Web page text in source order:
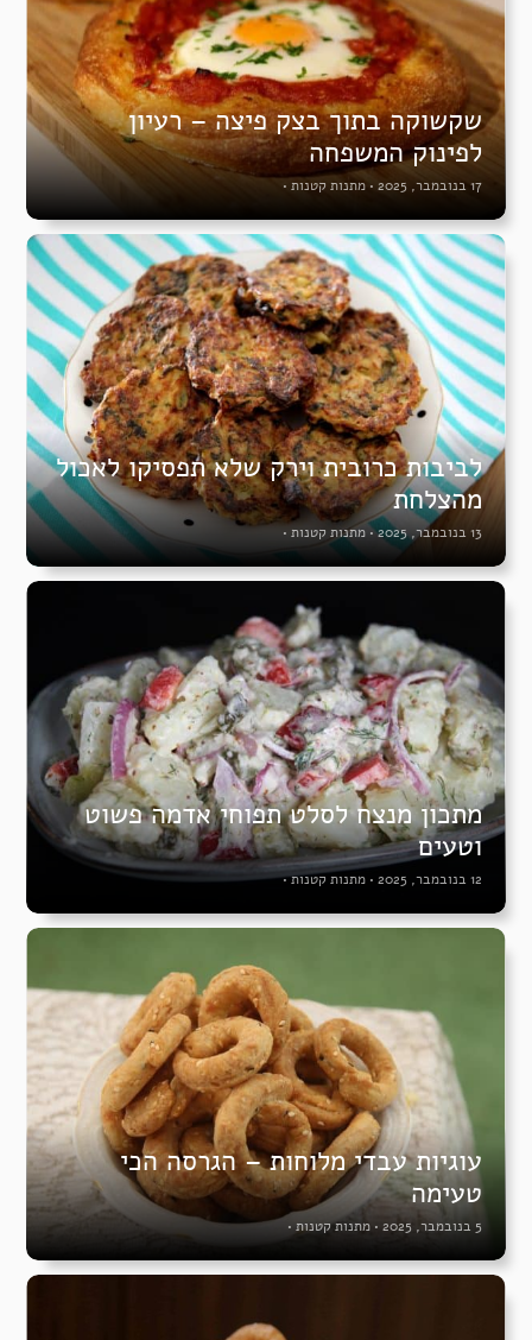
שקשוקה בתוך בצק פיצה – רעיון
לפינוק המשפחה
17 בנובמבר, 2025 • מתנות קטנות •
לביבות כרובית וירק שלא תפסיקו לאכול
מהצלחת
13 בנובמבר, 2025 • מתנות קטנות •
מתכון מנצח לסלט תפוחי אדמה פשוט
וטעים
12 בנובמבר, 2025 • מתנות קטנות•
עוגיות עבדי מלוחות – הגרסה הכי
טעימה
5 בנובמבר, 2025 • מתנות קטנות •